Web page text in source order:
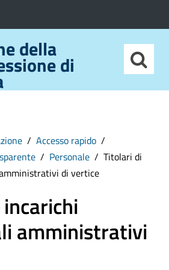
della
di
Accesso rapido
Personale
Titolari di
di vertice
amministrativi